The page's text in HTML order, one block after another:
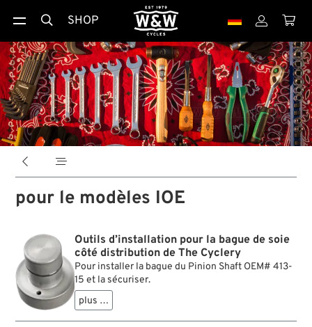
 SHOP  
 
pour le modèles IOE
Outils d’installation pour la bague de soie
côté distribution de The Cyclery
Pour installer la bague du Pinion Shaft OEM# 413-
15 et la sécuriser.
plus …